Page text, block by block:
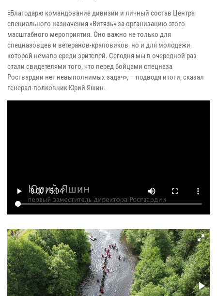
«Благодарю командование дивизии и личный состав Центра
специального назначения «Витязь» за организацию этого
масштабного мероприятия. Оно важно не только для
спецназовцев и ветеранов-краповиков, но и для молодежи,
которой немало среди зрителей. Сегодня мы в очередной раз
стали свидетелями того, что перед бойцами спецназа
Росгвардии нет невыполнимых задач», – подводя итоги, сказал
генерал-полковник Юрий Яшин.